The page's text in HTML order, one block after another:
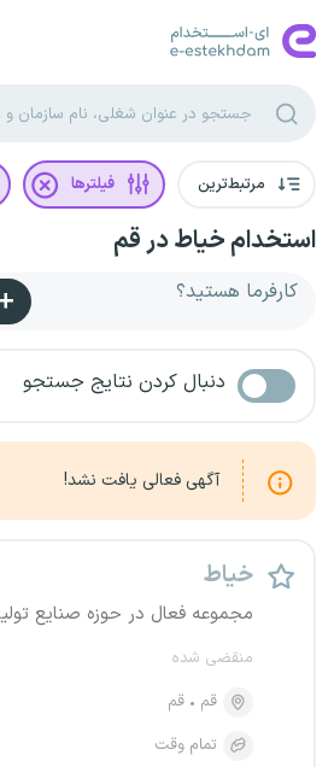
مرتبط‌ترین فیلترها
استخدام خیاط در قم
کارفرما هستید؟
دنبال کردن نتایج جستجو
آگهی فعالی یافت نشد!
خیاط
مجموعه فعال در حوزه صنایع
منقضی شده
قم
قم
تمام وقت